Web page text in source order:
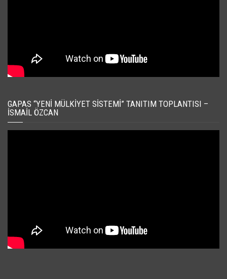
GAPAS “YENI MÜLKIYET SISTEMI” TANITIM TOPLANTISI –
İSMAIL ÖZCAN